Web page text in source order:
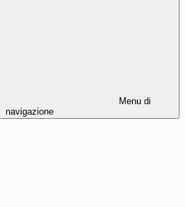
Menu di
navigazione